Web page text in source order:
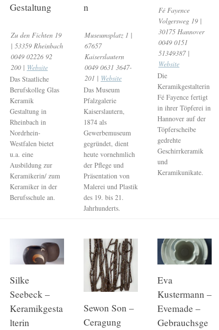
Gestaltung
Zu den Fichten 19
| 53359 Rheinbach
0049 02226 92
200 | Website
Das Staatliche
Berufskolleg Glas
Keramik
Gestaltung in
Rheinbach in
Nordrhein-
Westfalen bietet
u.a. eine
Ausbildung zur
Keramikerin/ zum
Keramiker in der
Berufsschule an.
n
Museumsplatz 1 |
67657
Kaiserslautern
0049 0631 3647-
201 | Website
Das Museum
Pfalzgalerie
Kaiserslautern,
1874 als
Gewerbemuseum
gegründet, dient
heute vornehmlich
der Pflege und
Präsentation von
Malerei und Plastik
des 19. bis 21.
Jahrhunderts.
Fé Fayence
Volgersweg 19 |
30175 Hannover
0049 0151
51349387 |
Website
Die
Keramikgestalterin
Fé Fayence fertigt
in ihrer Töpferei in
Hannover auf der
Töpferscheibe
gedrehte
Geschirrkeramik
und
Keramikunikate.
Silke
Seebeck –
Keramikgesta
lterin
Sewon Son –
Ceragung
Eva
Kustermann –
Evemade –
Gebrauchsge